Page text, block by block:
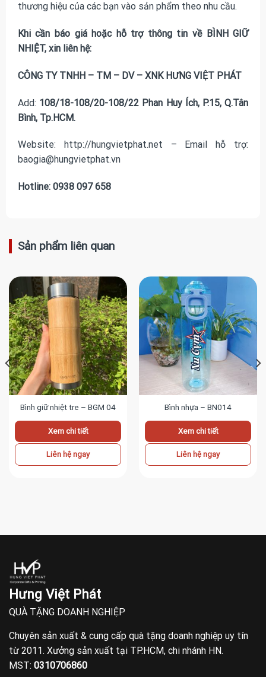
thương hiệu của các bạn vào sản phẩm theo nhu cầu.
Khi cần báo giá hoặc hỗ trợ thông tin về BÌNH GIỮ
NHIỆT, xin liên hệ:
CÔNG TY TNHH – TM – DV – XNK HƯNG VIỆT PHÁT
Add: 108/18-108/20-108/22 Phan Huy Ích, P.15, Q.Tân
Bình, Tp.HCM.
Website: http://hungvietphat.net – Email hỗ trợ:
baogia@hungvietphat.vn
Hotline: 0938 097 658
Sản phẩm liên quan
Bình giữ nhiệt tre – BGM 04
Xem chi tiết
Liên hệ ngay
Bình nhựa – BN014
Xem chi tiết
Liên hệ ngay
Hưng Việt Phát
QUÀ TẶNG DOANH NGHIỆP
Chuyên sản xuất & cung cấp quà tặng doanh nghiệp uy tín
từ 2011. Xưởng sản xuất tại TP.HCM, chi nhánh HN.
MST: 0310706860